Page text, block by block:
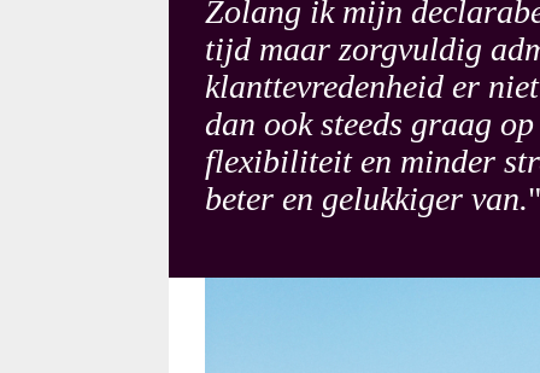
Zolang ik mijn
tijd maar zorgvuldig
klanttevredenheid er
dan ook steeds graag
flexibiliteit en minder
beter en gelukkiger van."